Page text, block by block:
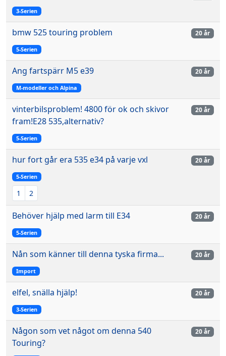
3-Serien
bmw 525 touring problem
5-Serien
20 år
Ang fartspärr M5 e39
M-modeller och Alpina
20 år
vinterbilsproblem! 4800 för ok och skivor
fram!E28 535,alternativ?
5-Serien
20 år
hur fort går era 535 e34 på varje vxl
5-Serien
1 2
20 år
Behöver hjälp med larm till E34
5-Serien
20 år
Nån som känner till denna tyska firma...
Import
20 år
elfel, snälla hjälp!
3-Serien
20 år
Någon som vet något om denna 540
Touring?
20 år